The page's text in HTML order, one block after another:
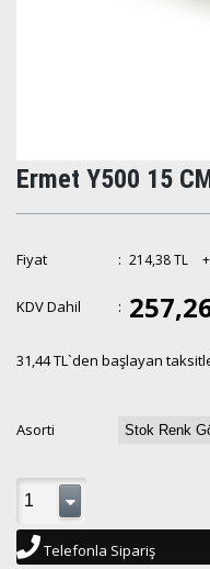
Ermet Y500 15
Fiyat : 214,38 TL
KDV Dahil :
31,44 TL`den başlayan
Asorti
Telefonla Sipariş